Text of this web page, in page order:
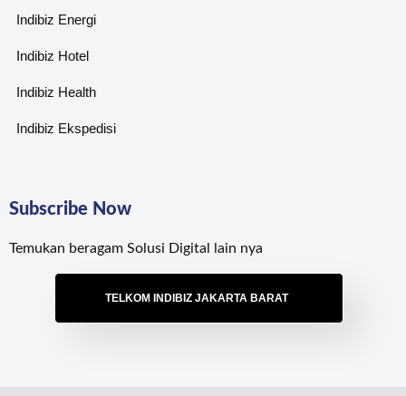
Indibiz Energi
Indibiz Hotel
Indibiz Health
Indibiz Ekspedisi
Subscribe Now
Temukan beragam Solusi Digital lain nya
TELKOM INDIBIZ JAKARTA BARAT